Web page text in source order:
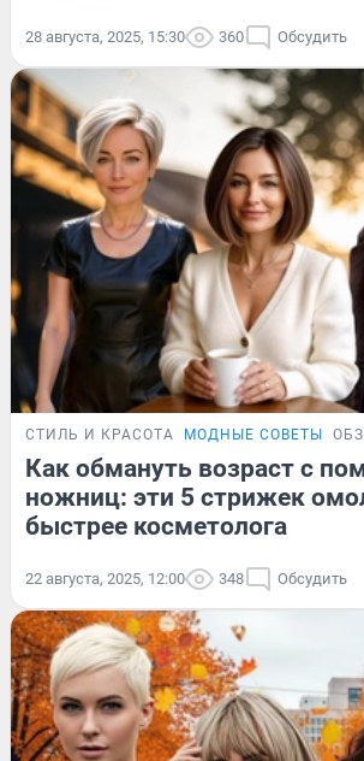
28 августа, 2025, 15:30 360 Обсудить
СТИЛЬ И КРАСОТА МОДНЫЕ СОВЕТЫ
Как обмануть возраст с
ножниц: эти 5 стрижек
быстрее косметолога
22 августа, 2025, 12:00 348 Обсудить